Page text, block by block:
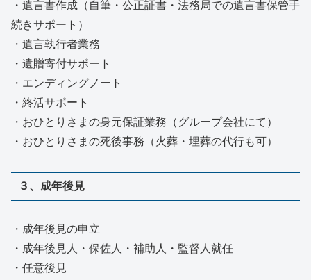
・遺言書作成（自筆・公正証書・法務局での遺言書保管手
続きサポート）
・遺言執行者業務
・遺贈寄付サポート
・エンディングノート
・終活サポート
・おひとりさまの身元保証業務（グループ会社にて）
・おひとりさまの死後事務（火葬・埋葬の代行も可）
３、成年後見
・成年後見の申立
・成年後見人・保佐人・補助人・監督人就任
・任意後見